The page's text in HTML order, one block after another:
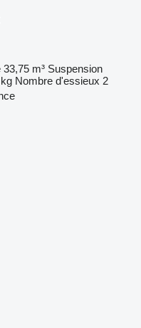
33,75 m³ Suspension
Nombre d'essieux 2